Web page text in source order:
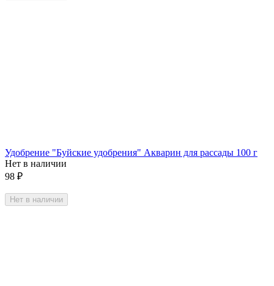
Удобрение "Буйские удобрения" Акварин для рассады 100 г
Нет в наличии
98 ₽
Нет в наличии